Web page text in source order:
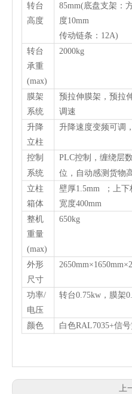
转台
高度
85mm(底盘支架：
度10mm
传动链条：12A)
转台
承重
(max)
2000kg
膜架
系统
预拉伸膜架，预拉
调速
升降
立柱
升降速度变频可调
控制
系统
PLC控制，缠绕层
位，自动感测货物
立柱
箱体
壁厚1.5mm ；上下
宽度400mm
整机
重量
(max)
650kg
外形
尺寸
功率/
电压
转台0.75kw，膜架
颜色 白色RAL7035+信
上